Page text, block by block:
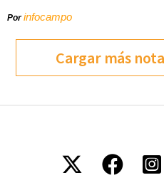
Porinfocampo
Cargar más